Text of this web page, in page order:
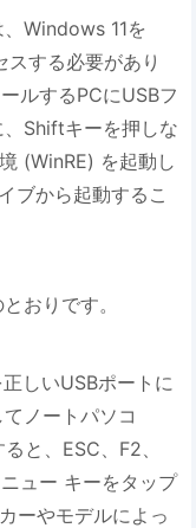
Windows 11を
スする必要があり
ルするPCにUSBフ
Shiftキーを押しな
(WinRE) を起動し
ブから起動するこ
おりです。
しいUSBポートに
ノートパソコ
と、ESC、F2、
ュー キーをタップ
ーやモデルによっ